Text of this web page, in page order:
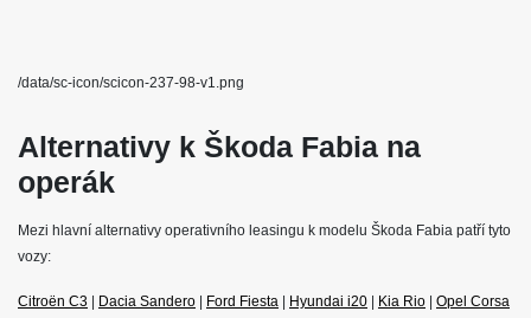
/data/sc-icon/scicon-237-98-v1.png
Alternativy k Škoda Fabia na
operák
Mezi hlavní alternativy operativního leasingu k modelu Škoda Fabia patří tyto
vozy:
Citroën C3 Dacia Sandero Ford Fiesta Hyundai i20 Kia Rio
Opel Corsa